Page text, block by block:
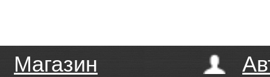
Магазин